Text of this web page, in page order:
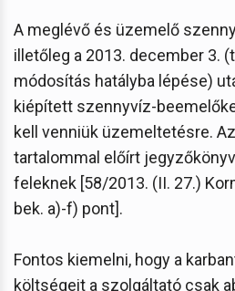
A meglévő és üzemelő
illetőleg a 2013. december 3.
módosítás hatályba lépése)
kiépített szennyvíz-
kell venniük üzemeltetésre.
tartalommal előírt
feleknek [58/2013. (II. 27.)
bek. a)-f) pont].
Fontos kiemelni, hogy a
költségeit a szolgáltató csak